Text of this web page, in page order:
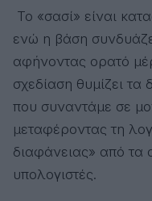
Το «σασί» είναι
ενώ η βάση
αφήνοντας ορατό
σχεδίαση θυμίζει
που συναντάμε σε
μεταφέροντας τη
διαφάνειας» από τα
υπολογιστές.